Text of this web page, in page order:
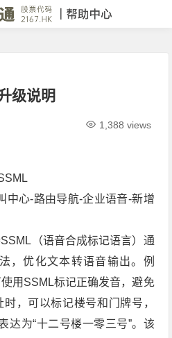
级说明
1,388 views
中心-路由导航-企业语音-新增
（语音合成标记语言）通
，优化文本转语音输出。例
用SSML标记正确发音，避免
，可以标记楼号和门牌号，
达为“十二号楼一零三号”。该